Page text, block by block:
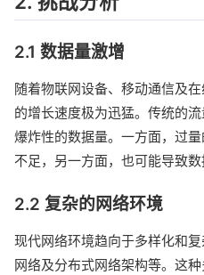
2.1 数据量激增
随着物联网设备、移动通信及
的增长速度极为迅猛。传统的
爆炸性的数据量。一方面，过
不足，另一方面，也可能导致数
2.2 复杂的网络环境
现代网络环境趋向于多样化和
网络及分布式网络架构等。这